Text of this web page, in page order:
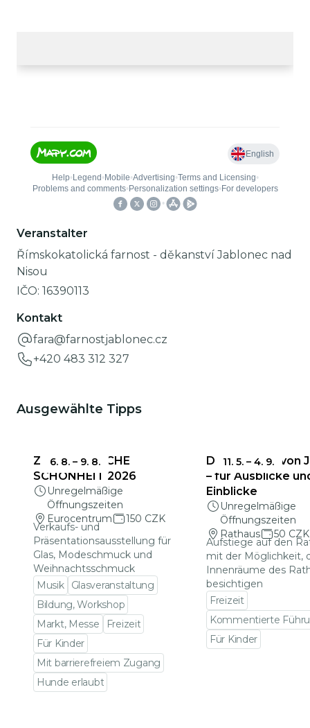
Veranstalter
Římskokatolická farnost - děkanství Jablonec nad
Nisou
IČO: 16390113
Kontakt
fara@farnostjablonec.cz
+420 483 312 327
Ausgewählte Tipps
6. 8. – 9. 8.
ZERBRECHLICHE
SCHÖNHEIT 2026
Unregelmäßige
Öffnungszeiten
Eurocentrum
150 CZK
Verkaufs- und
Präsentationsausstellung für
Glas, Modeschmuck und
Weihnachtsschmuck
Musik
Glasveranstaltung
Bildung, Workshop
Markt, Messe
Freizeit
Für Kinder
Mit barrierefreiem Zugang
Hunde erlaubt
11. 5. – 4. 9.
Das Rathaus von
– für Ausblicke
Einblicke
Unregelmäßige
Öffnungszeiten
Rathaus
50 CZK
Aufstiege auf den
mit der Möglichkeit,
Innenräume des
besichtigen
Freizeit
Kommentierte
Für Kinder